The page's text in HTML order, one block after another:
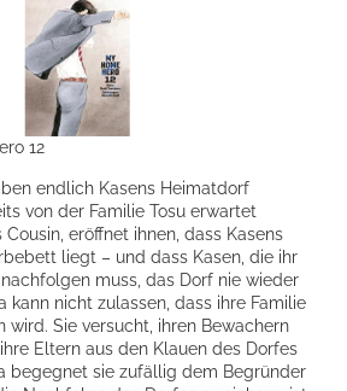
12
endlich Kasens Heimatdorf
von der Familie Tosu erwartet
Cousin, eröffnet ihnen, dass Kasens
liegt – und dass Kasen, die ihr
muss, das Dorf nie wieder
kann nicht zulassen, dass ihre Familie
wird. Sie versucht, ihren Bewachern
Eltern aus den Klauen des Dorfes
begegnet sie zufällig dem Begründer